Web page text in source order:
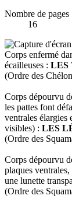
Nombre de pages
16
Corps enfermé
écailleuses : LES
(Ordre des
Corps dépourvu
les pattes font
ventrales élargies
visibles) : LES
(Ordre des
Corps dépourvu
plaques
une lunette
(Ordre des